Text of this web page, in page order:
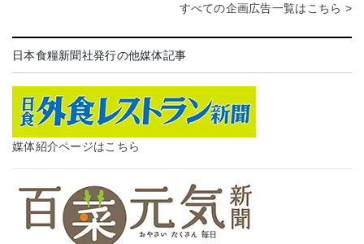
すべての企画広告一覧はこちら >
日本食糧新聞社発行の他媒体記事
媒体紹介ページはこちら